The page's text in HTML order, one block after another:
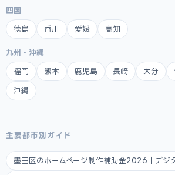
四国
徳島 香川 愛媛 高知
九州・沖縄
福岡 熊本 鹿児島 長崎 大分
沖縄
主要都市別ガイド
墨田区のホームページ制作補助金2026｜デジ